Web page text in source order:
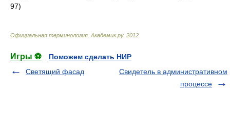
97)
Официальная терминология Академик.ру. 2012
Игры ⚽
Поможем сделать НИР
Светящий фасад
Свидетель в административном
процессе